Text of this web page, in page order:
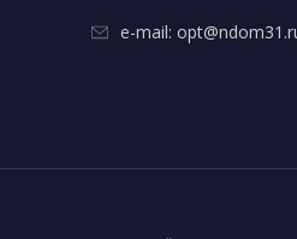
e-mail: